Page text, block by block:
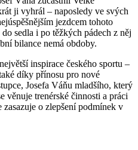
ji vyhrál – naposledy ve svých
jezdcem tohoto
sedla i po těžkých pádech z něj
bilance nemá obdoby.
inspirace českého sportu –
díky přínosu pro nové
Josefa Váňu mladšího, který
věnuje trenérské činnosti a práci
o zlepšení podmínek v